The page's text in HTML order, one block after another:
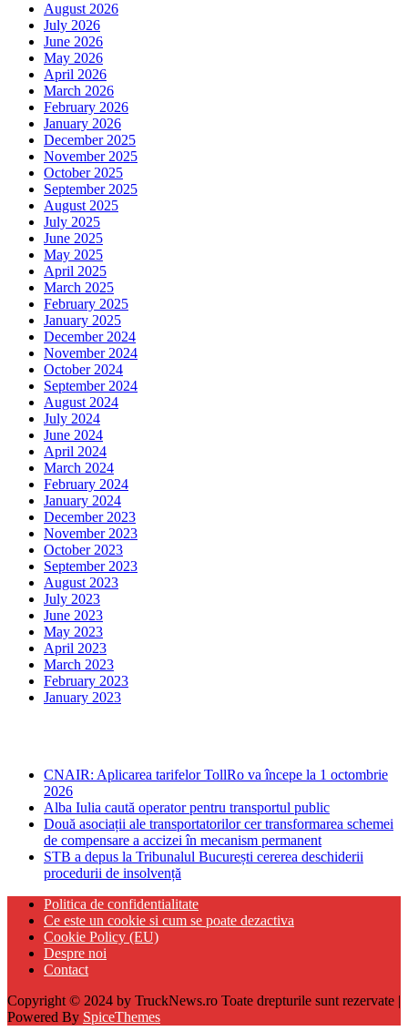
August 2026
July 2026
June 2026
May 2026
April 2026
March 2026
February 2026
January 2026
December 2025
November 2025
October 2025
September 2025
August 2025
July 2025
June 2025
May 2025
April 2025
March 2025
February 2025
January 2025
December 2024
November 2024
October 2024
September 2024
August 2024
July 2024
June 2024
April 2024
March 2024
February 2024
January 2024
December 2023
November 2023
October 2023
September 2023
August 2023
July 2023
June 2023
May 2023
April 2023
March 2023
February 2023
January 2023
CNAIR: Aplicarea tarifelor TollRo va începe la 1 octombrie
2026
Alba Iulia caută operator pentru transportul public
Două asociații ale transportatorilor cer transformarea schemei
de compensare a accizei în mecanism permanent
STB a depus la Tribunalul București cererea deschiderii
procedurii de insolvență
Politica de confidentialitate
Ce este un cookie si cum se poate dezactiva
Cookie Policy (EU)
Despre noi
Contact
Copyright © 2024 by TruckNews.ro Toate drepturile sunt rezervate |
Powered By SpiceThemes